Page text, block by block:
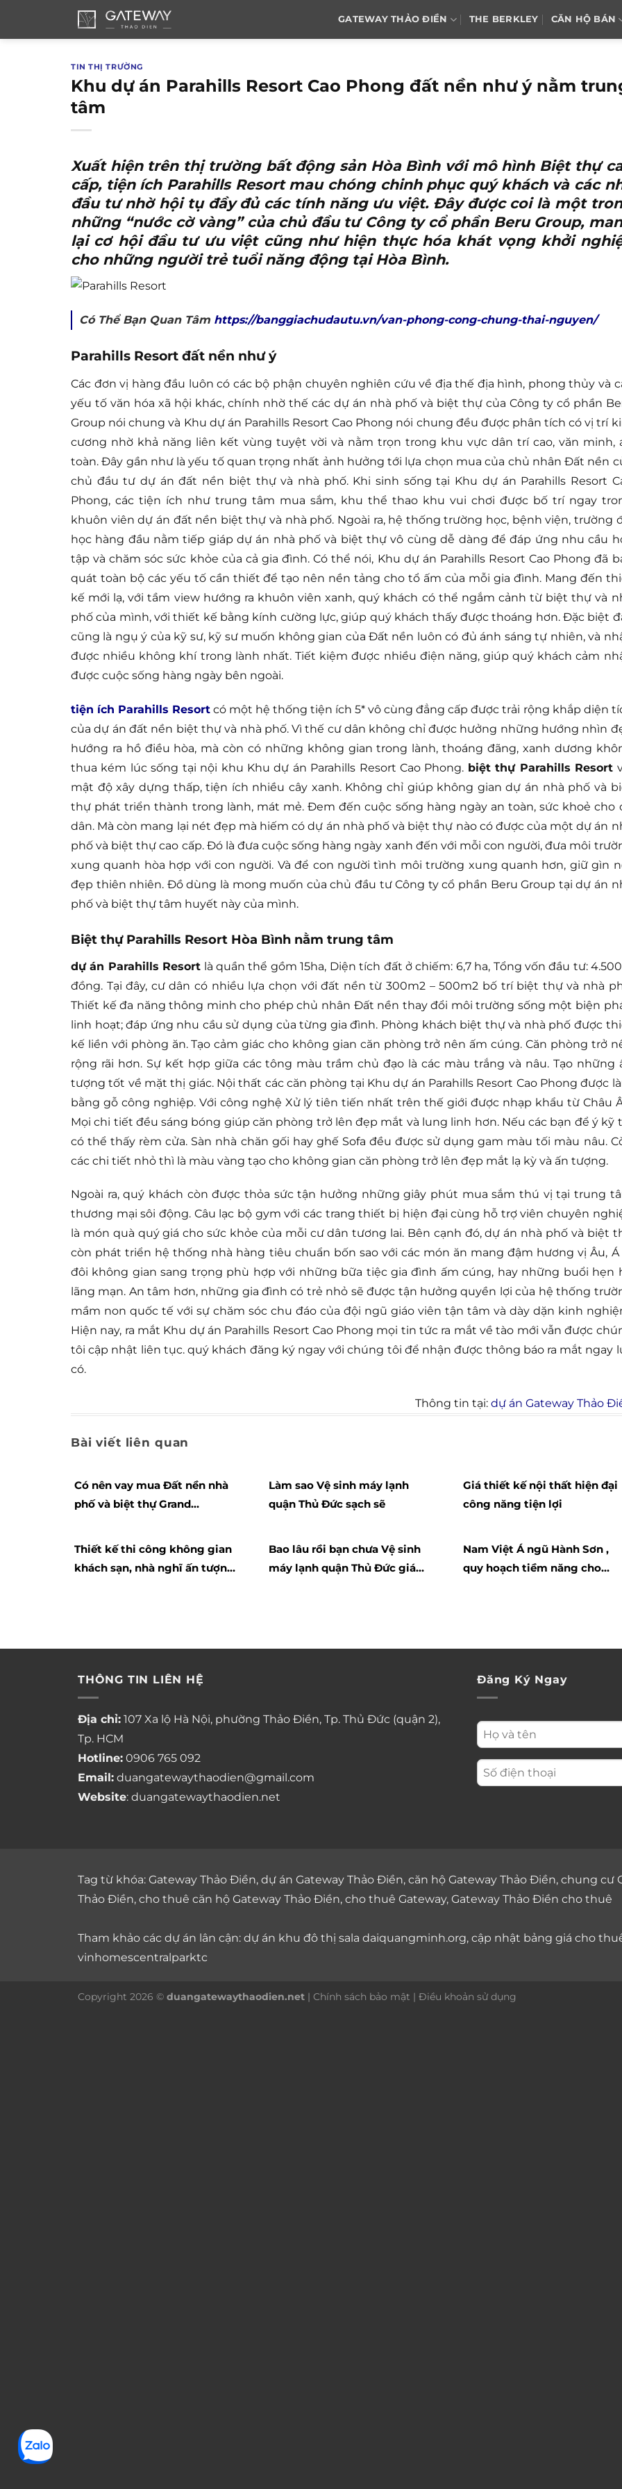
GATEWAY THẢO ĐIỀN THE BERKLEY CĂN HỘ BÁN
TIN THỊ TRƯỜNG
Khu dự án Parahills Resort Cao Phong đất nền như ý nằm
tâm
Xuất hiện trên thị trường bất động sản Hòa Bình với mô hình Biệt thự
cấp, tiện ích Parahills Resortmau chóng chinh phục quý khách và các
đầu tư nhờ hội tụ đầy đủ các tính năng ưu việt. Đây được coi là một
những “nước cờ vàng” của chủ đầu tư Công ty cổ phần Beru Group,
lại cơ hội đầu tư ưu việt cũng như hiện thực hóa khát vọng khởi
cho những người trẻ tuổi năng động tại Hòa Bình.
Có Thể Bạn Quan Tâm https://banggiachudautu.vn/van-phong-cong-chung-thai-nguyen/
Parahills Resort đất nền như ý
Các đơn vị hàng đầu luôn có các bộ phận chuyên nghiên cứu về địa thế địa hình, phong thủy và
yếu tố văn hóa xã hội khác, chính nhờ thế các dự án nhà phố và biệt thự của Công ty cổ phần
Group nói chung và Khu dự án Parahills Resort Cao Phong nói chung đều được phân tích có vị trí
cương nhờ khả năng liên kết vùng tuyệt vời và nằm trọn trong khu vực dân trí cao, văn minh,
toàn. Đây gần như là yếu tố quan trọng nhất ảnh hưởng tới lựa chọn mua của chủ nhân Đất nền
chủ đầu tư dự án đất nền biệt thự và nhà phố. Khi sinh sống tại Khu dự án Parahills Resort
Phong, các tiện ích như trung tâm mua sắm, khu thể thao khu vui chơi được bố trí ngay
khuôn viên dự án đất nền biệt thự và nhà phố. Ngoài ra, hệ thống trường học, bệnh viện, trường
học hàng đầu nằm tiếp giáp dự án nhà phố và biệt thự vô cùng dễ dàng để đáp ứng nhu cầu
tập và chăm sóc sức khỏe của cả gia đình. Có thể nói, Khu dự án Parahills Resort Cao Phong đã
quát toàn bộ các yếu tố cần thiết để tạo nên nền tảng cho tổ ấm của mỗi gia đình. Mang đến
kế mới lạ, với tầm view hướng ra khuôn viên xanh, quý khách có thể ngắm cảnh từ biệt thự và
phố của mình, với thiết kế bằng kính cường lực, giúp quý khách thấy được thoáng hơn. Đặc biệt
cũng là ngụ ý của kỹ sư, kỹ sư muốn không gian của Đất nền luôn có đủ ánh sáng tự nhiên, và
được nhiều không khí trong lành nhất. Tiết kiệm được nhiều điện năng, giúp quý khách cảm
được cuộc sống hàng ngày bên ngoài.
tiện ích Parahills Resort có một hệ thống tiện ích 5* vô cùng đẳng cấp được trải rộng khắp diện
của dự án đất nền biệt thự và nhà phố. Vì thế cư dân không chỉ được hưởng những hướng nhìn
hướng ra hồ điều hòa, mà còn có những không gian trong lành, thoáng đãng, xanh dương
thua kém lúc sống tại nội khu Khu dự án Parahills Resort Cao Phong. biệt thự Parahills Resort
mật độ xây dựng thấp, tiện ích nhiều cây xanh. Không chỉ giúp không gian dự án nhà phố và
thự phát triển thành trong lành, mát mẻ. Đem đến cuộc sống hàng ngày an toàn, sức khoẻ cho
dân. Mà còn mang lại nét đẹp mà hiếm có dự án nhà phố và biệt thự nào có được của một dự án
phố và biệt thự cao cấp. Đó là đưa cuộc sống hàng ngày xanh đến với mỗi con người, đưa môi
xung quanh hòa hợp với con người. Và để con người tình môi trường xung quanh hơn, giữ gìn
đẹp thiên nhiên. Đồ dùng là mong muốn của chủ đầu tư Công ty cổ phần Beru Group tại dự án
phố và biệt thự tâm huyết này của mình.
Biệt thự Parahills Resort Hòa Bình nằm trung tâm
dự án Parahills Resort là quần thể gồm 15ha, Diện tích đất ở chiếm: 6,7 ha, Tổng vốn đầu tư:
đồng. Tại đây, cư dân có nhiều lựa chọn với đất nền từ 300m2 – 500m2 bố trí biệt thự và nhà
Thiết kế đa năng thông minh cho phép chủ nhân Đất nền thay đổi môi trường sống một biện
linh hoạt; đáp ứng nhu cầu sử dụng của từng gia đình. Phòng khách biệt thự và nhà phố được
kế liền với phòng ăn. Tạo cảm giác cho không gian căn phòng trở nên ấm cúng. Căn phòng trở
rộng rãi hơn. Sự kết hợp giữa các tông màu trầm chủ đạo là các màu trắng và nâu. Tạo những
tượng tốt về mặt thị giác. Nội thất các căn phòng tại Khu dự án Parahills Resort Cao Phong được
bằng gỗ công nghiệp. Với công nghệ Xử lý tiên tiến nhất trên thế giới được nhạp khẩu từ Châu
Mọi chi tiết đều sáng bóng giúp căn phòng trở lên đẹp mắt và lung linh hơn. Nếu các bạn để ý kỹ
có thể thấy rèm cửa. Sàn nhà chăn gối hay ghế Sofa đều được sử dụng gam màu tối màu nâu.
các chi tiết nhỏ thì là màu vàng tạo cho không gian căn phòng trở lên đẹp mắt lạ kỳ và ấn tượng.
Ngoài ra, quý khách còn được thỏa sức tận hưởng những giây phút mua sắm thú vị tại trung
thương mại sôi động. Câu lạc bộ gym với các trang thiết bị hiện đại cùng hỗ trợ viên chuyên
là món quà quý giá cho sức khỏe của mỗi cư dân tương lai. Bên cạnh đó, dự án nhà phố và biệt
còn phát triển hệ thống nhà hàng tiêu chuẩn bốn sao với các món ăn mang đậm hương vị Âu, Á
đôi không gian sang trọng phù hợp với những bữa tiệc gia đình ấm cúng, hay những buổi hẹn
lãng mạn. An tâm hơn, những gia đình có trẻ nhỏ sẽ được tận hưởng quyền lợi của hệ thống
mầm non quốc tế với sự chăm sóc chu đáo của đội ngũ giáo viên tận tâm và dày dặn kinh
Hiện nay, ra mắt Khu dự án Parahills Resort Cao Phong mọi tin tức ra mắt về tào mới vẫn được
tôi cập nhật liên tục. quý khách đăng ký ngay với chúng tôi để nhận được thông báo ra mắt ngay
có.
Thông tin tại: dự án Gateway Thảo
Bài viết liên quan
Có nên vay mua Đất nền nhà
phố và biệt thự Grand
Làm sao Vệ sinh máy lạnh
quận Thủ Đức sạch sẽ
Giá thiết kế nội thất hiện đại
công năng tiện lợi
Thiết kế thi công không gian
khách sạn, nhà nghĩ ấn tượng
Bao lâu rồi bạn chưa Vệ sinh
máy lạnh quận Thủ Đức giá
Nam Việt Á ngũ Hành Sơn ,
quy hoạch tiềm năng cho
THÔNG TIN LIÊN HỆ
Địa chỉ: 107 Xa lộ Hà Nội, phường Thảo Điền, Tp. Thủ Đức (quận 2),
Tp. HCM
Hotline: 0906 765 092
Email: duangatewaythaodien@gmail.com
Website: duangatewaythaodien.net
Đăng Ký Ngay
Tag từ khóa: Gateway Thảo Điền, dự án Gateway Thảo Điền, căn hộ Gateway Thảo Điền, chung cư
Thảo Điền, cho thuê căn hộ Gateway Thảo Điền, cho thuê Gateway, Gateway Thảo Điền cho thuê
Tham khảo các dự án lân cận: dự án khu đô thị sala daiquangminh.org, cập nhật bảng giá cho
vinhomescentralparktc
Copyright 2026 © duangatewaythaodien.net | Chính sách bảo mật | Điều khoản sử dụng